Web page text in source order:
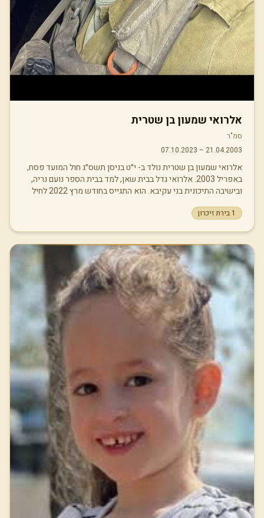
אלרואי שמעון בן שטרית
סמ"ר
21.04.2003
–
07.10.2023
אלרואי שמעון בן שטרית נולד ב- י״ט בניסן תשס״ג חול המועד פסח,
באפריל 2003. אלרואי גדל בבית שאן, למד בבית הספר נועם נריה,
ובישיבה התיכונית בני עקיבא. הוא התגייס בחודש מרץ 2022 לחיל
ועיצוב גרפי. בזמנו הפנוי ניהל דפים של חברות גדולות במדיה
החברתית ותכנן ללמוד גרפיקה ותקשורת חזותית. אלרואי היה אהוב
על חבריו ומשפחתו, וכינויו היה אלקוקי. בן 20 היה בנופלו והותיר
אחריו הורים ושלוש אחיות. יהי זכרו ברוך.
1בירת זיכרון